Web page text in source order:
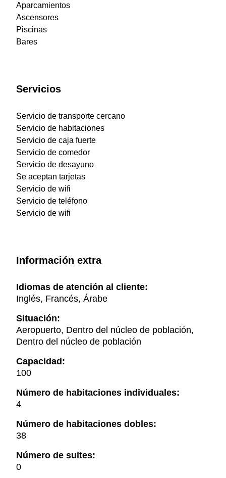
Aparcamientos
Ascensores
Piscinas
Bares
Servicios
Servicio de transporte cercano
Servicio de habitaciones
Servicio de caja fuerte
Servicio de comedor
Servicio de desayuno
Se aceptan tarjetas
Servicio de wifi
Servicio de teléfono
Servicio de wifi
Información extra
Idiomas de atención al cliente:
Inglés, Francés, Árabe
Situación:
Aeropuerto, Dentro del núcleo de población,
Dentro del núcleo de población
Capacidad:
100
Número de habitaciones individuales:
4
Número de habitaciones dobles:
38
Número de suites:
0